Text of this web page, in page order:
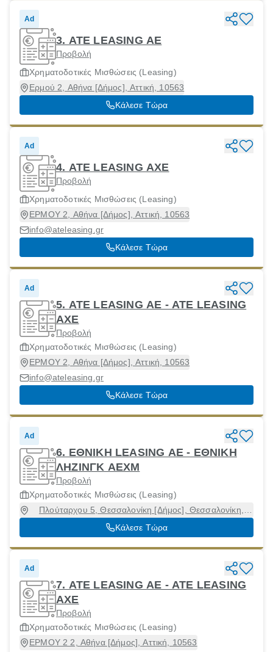
Ad
3. ΑΤΕ LEASING ΑΕ
Προβολή
Χρηματοδοτικές Μισθώσεις (Leasing)
Ερμού 2, Αθήνα [Δήμος], Αττική, 10563
Κάλεσε Τώρα
Ad
4. ΑΤΕ LEASING ΑΧΕ
Προβολή
Χρηματοδοτικές Μισθώσεις (Leasing)
ΕΡΜΟΥ 2, Αθήνα [Δήμος], Αττική, 10563
info@ateleasing.gr
Κάλεσε Τώρα
Ad
5. ATE LEASING AE - ΑΤΕ LEASING
ΑΧΕ
Προβολή
Χρηματοδοτικές Μισθώσεις (Leasing)
ΕΡΜΟΥ 2, Αθήνα [Δήμος], Αττική, 10563
info@ateleasing.gr
Κάλεσε Τώρα
Ad
6. ΕΘΝΙΚΗ LEASING AE - ΕΘΝΙΚΗ
ΛΗΖΙΝΓΚ ΑΕΧΜ
Προβολή
Χρηματοδοτικές Μισθώσεις (Leasing)
Πλούταρχου 5, Θεσσαλονίκη [Δήμος], Θεσσαλονίκη,
54623
Κάλεσε Τώρα
Ad
7. ATE LEASING AE - ΑΤΕ LEASING
ΑΧΕ
Προβολή
Χρηματοδοτικές Μισθώσεις (Leasing)
ΕΡΜΟΥ 2 2, Αθήνα [Δήμος], Αττική, 10563